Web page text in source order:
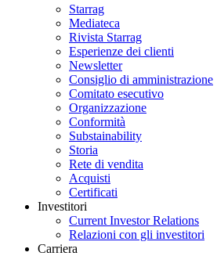
Starrag
Mediateca
Rivista Starrag
Esperienze dei clienti
Newsletter
Consiglio di amministrazione
Comitato esecutivo
Organizzazione
Conformità
Substainability
Storia
Rete di vendita
Acquisti
Certificati
Investitori
Current Investor Relations
Relazioni con gli investitori
Carriera